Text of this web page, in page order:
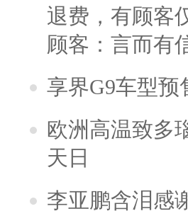
退费，有顾客
顾客：言而有
享界G9车型预
欧洲高温致多
天日
李亚鹏含泪感